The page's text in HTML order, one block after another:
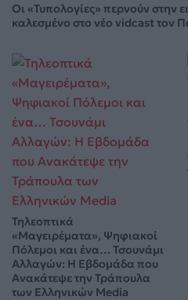
Οι «Τυπολογίες» περνούν στην
καλεσμένο στο νέο vidcast τον
Τηλεοπτικά
«Μαγειρέματα», Ψηφιακοί
Πόλεμοι και ένα… Τσουνάμι
Αλλαγών: Η Εβδομάδα που
Ανακάτεψε την Τράπουλα
των Ελληνικών Media